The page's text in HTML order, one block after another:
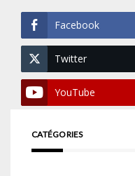
Facebook
Twitter
YouTube
CATÉGORIES